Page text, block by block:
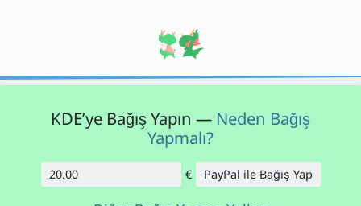
KDE’ye Bağış Yapın — Neden Bağış
Yapmalı?
Tutar
€ PayPal ile Bağış Yap